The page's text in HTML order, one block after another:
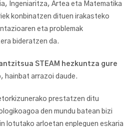
Ingeniaritza, Artea eta Matematika
konbinatzen dituen irakasteko
eta problemak
bideratzen da.
STEAM hezkuntza gure
hainbat arrazoi daude.
prestatzen ditu
den mundu batean bizi
lotutako arloetan enpleguen eskaria